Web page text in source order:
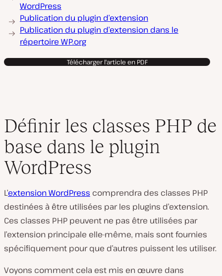
WordPress
Publication du plugin d’extension
Publication du plugin d’extension dans le
répertoire WP.org
Télécharger l'article en PDF
Définir les classes PHP de
base dans le plugin
WordPress
L’extension WordPress comprendra des classes PHP
destinées à être utilisées par les plugins d’extension.
Ces classes PHP peuvent ne pas être utilisées par
l’extension principale elle-même, mais sont fournies
spécifiquement pour que d’autres puissent les utiliser.
Voyons comment cela est mis en œuvre dans